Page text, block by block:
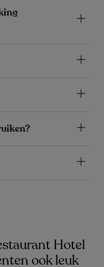
Hotel
ook leuk